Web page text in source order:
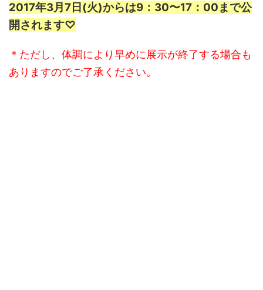
2017年3月7日(火)からは9：30〜17：00まで公
開されます♡
＊ただし、体調により早めに展示が終了する場合も
ありますのでご了承ください。